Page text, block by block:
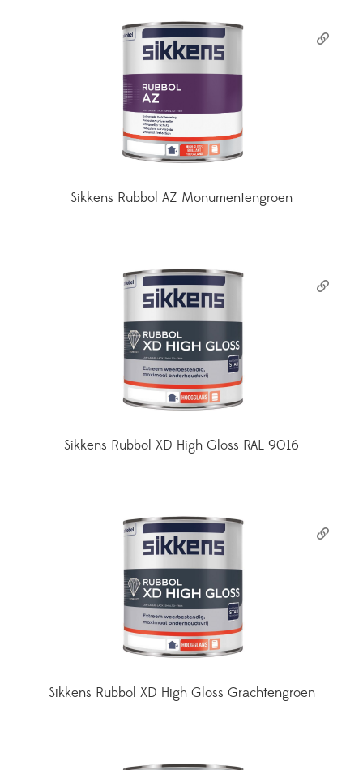
Sikkens Rubbol AZ Monumentengroen
Sikkens Rubbol XD High Gloss RAL 9016
Sikkens Rubbol XD High Gloss Grachtengroen